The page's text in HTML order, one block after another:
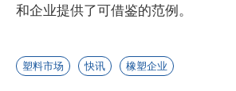
和企业提供了可借鉴的范例。
塑料市场 快讯 橡塑企业